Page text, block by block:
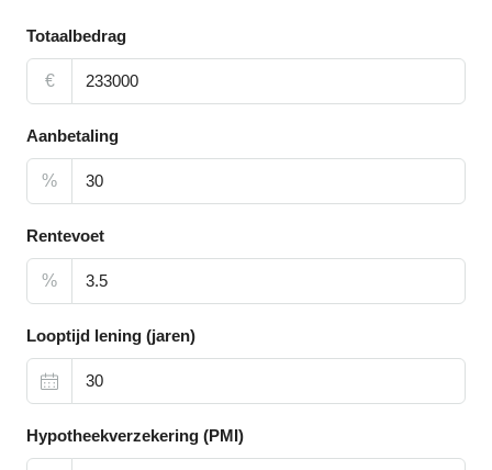
Totaalbedrag
€
Aanbetaling
%
Rentevoet
%
Looptijd lening (jaren)
Hypotheekverzekering (PMI)